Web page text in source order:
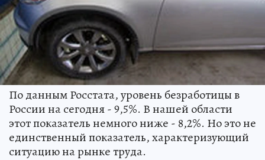
По данным Росстата, уровень безработицы в
России на сегодня - 9,5%. В нашей области
этот показатель немного ниже - 8,2%. Но это не
единственный показатель, характеризующий
ситуацию на рынке труда.